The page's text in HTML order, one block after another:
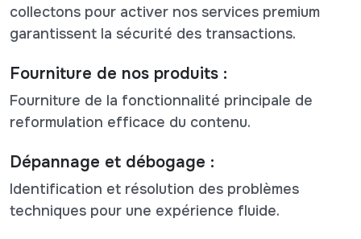
collectons pour activer nos services premium
garantissent la sécurité des transactions.
Fourniture de nos produits :
Fourniture de la fonctionnalité principale de
reformulation efficace du contenu.
Dépannage et débogage :
Identification et résolution des problèmes
techniques pour une expérience fluide.